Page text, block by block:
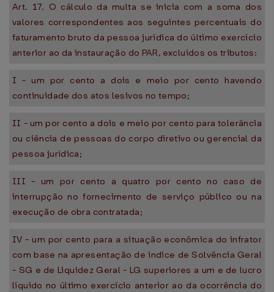
Art. 17. O cálculo da multa se inicia com a soma dos
valores correspondentes aos seguintes percentuais do
faturamento bruto da pessoa jurídica do último exercício
anterior ao da instauração do PAR, excluídos os tributos:
I - um por cento a dois e meio por cento havendo
continuidade dos atos lesivos no tempo;
II - um por cento a dois e meio por cento para tolerância
ou ciência de pessoas do corpo diretivo ou gerencial da
pessoa jurídica;
III - um por cento a quatro por cento no caso de
interrupção no fornecimento de serviço público ou na
execução de obra contratada;
IV - um por cento para a situação econômica do infrator
com base na apresentação de índice de Solvência Geral
- SG e de Liquidez Geral - LG superiores a um e de lucro
líquido no último exercício anterior ao da ocorrência do